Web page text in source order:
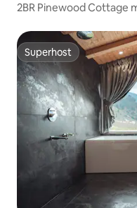
2BR Pinewood Cottage
Superhost
Superhost